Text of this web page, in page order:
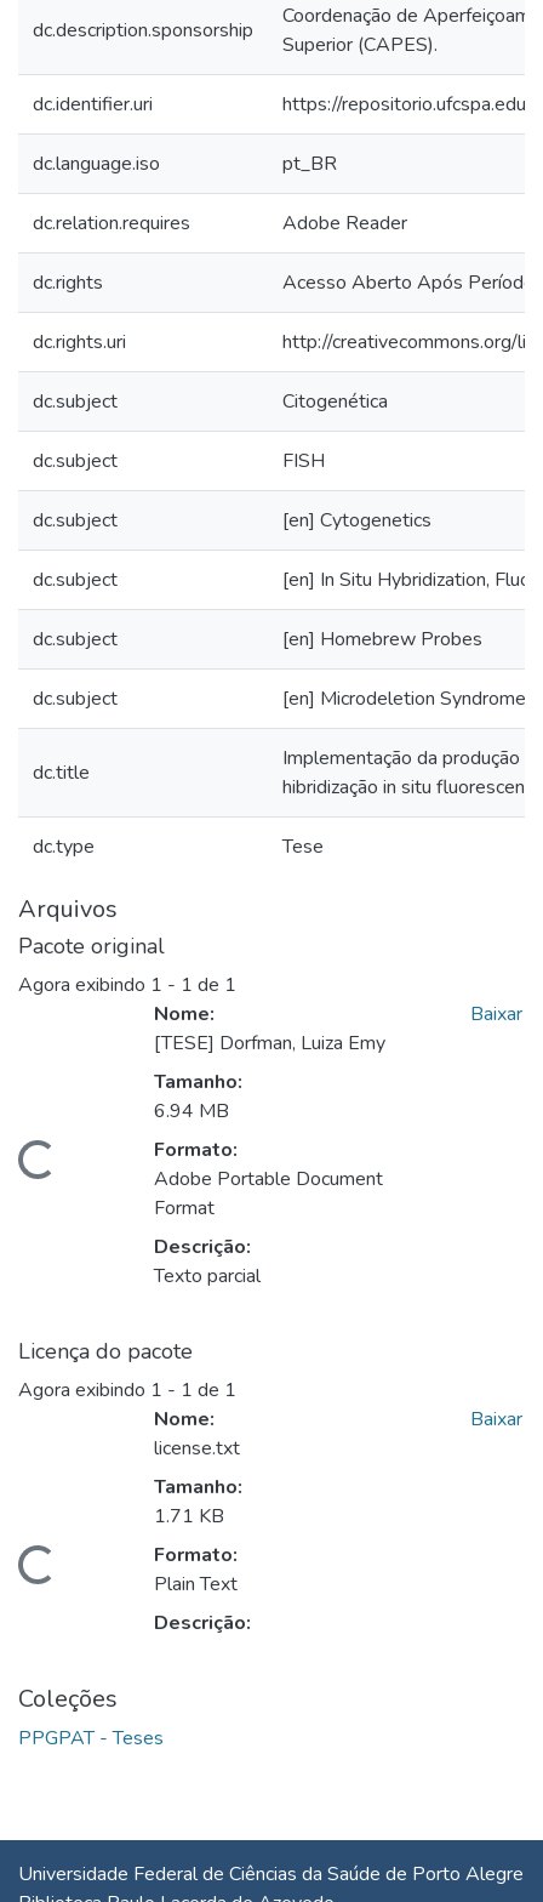
dc.description.sponsorship
Coordenação de
Superior (CAPES).
dc.identifier.uri https://
dc.language.iso pt_BR
dc.relation.requires Adobe Reader
dc.rights Acesso Aberto Após Período
dc.rights.uri http://creativecommons.org/
dc.subject Citogenética
dc.subject FISH
dc.subject [en] Cytogenetics
dc.subject [en] In Situ Hybridization,
dc.subject [en] Homebrew Probes
dc.subject [en] Microdeletion Syndrome
dc.title
Implementação da produção
hibridização in situ fluorescente
dc.type Tese
Arquivos
Pacote original
Agora exibindo 1 - 1 de 1
Nome:
[TESE] Dorfman, Luiza Emy
Tamanho:
6.94 MB
Formato:
Adobe Portable Document
Format
Descrição:
Texto parcial
Baixar
Licença do pacote
Agora exibindo 1 - 1 de 1
Nome:
license.txt
Tamanho:
1.71 KB
Formato:
Plain Text
Descrição:
Baixar
Coleções
PPGPAT - Teses
Universidade Federal de Ciências da Saúde de Porto Alegre